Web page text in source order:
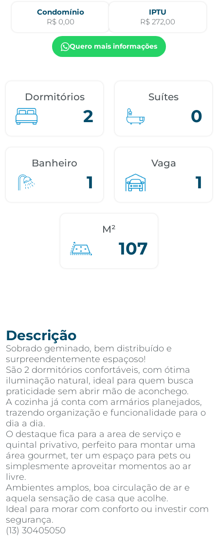
Condomínio
R$ 0,00
IPTU
R$ 272,00
Quero mais informações
Dormitórios
2
Suítes
0
Banheiro
1
Vaga
1
M²
107
Descrição
Sobrado geminado, bem distribuído e
surpreendentemente espaçoso!
São 2 dormitórios confortáveis, com ótima
iluminação natural, ideal para quem busca
praticidade sem abrir mão de aconchego.
A cozinha já conta com armários planejados,
trazendo organização e funcionalidade para o
dia a dia.
O destaque fica para a area de serviço e
quintal privativo, perfeito para montar uma
área gourmet, ter um espaço para pets ou
simplesmente aproveitar momentos ao ar
livre.
Ambientes amplos, boa circulação de ar e
aquela sensação de casa que acolhe.
Ideal para morar com conforto ou investir com
segurança.
(13) 30405050